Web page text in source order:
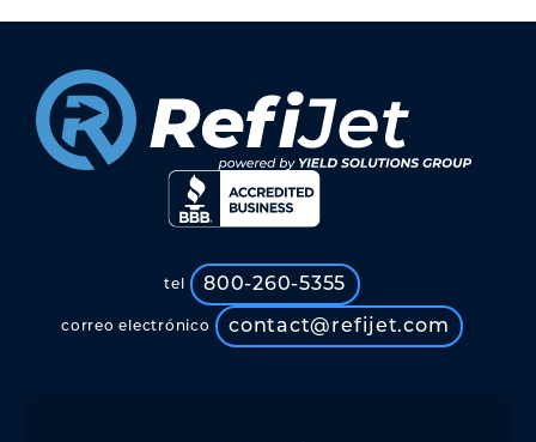
tel 800-260-5355
correo electrónico contact@refijet.com